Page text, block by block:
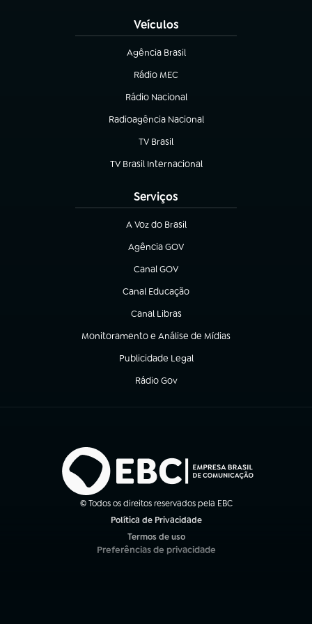
Veículos
Agência Brasil
(abre em nova aba)
Rádio MEC
(abre em nova aba)
Rádio Nacional
Radioagência Nacional
(abre em nova aba)
TV Brasil
(abre em nova aba)
TV Brasil Internacional
(abre em nova aba)
Serviços
A Voz do Brasil
(abre em nova aba)
Agência GOV
(abre em nova aba)
Canal GOV
(abre em nova aba)
Canal Educação
(abre em nova aba)
Canal Libras
(abre em nova aba)
Monitoramento e Análise de Mídias
(abre em nova aba)
Publicidade Legal
(abre em nova aba)
Rádio Gov
(abre em nova aba)
© Todos os direitos reservados pela EBC
Política de Privacidade
Termos de uso
(abre em nova aba)
Preferências de privacidade